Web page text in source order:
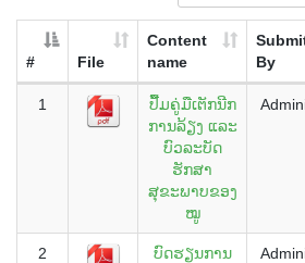
# File
Content
name
By
1
ປື້ມຄູ່ມືເຕັກນີກ
ການລ້ຽງ ແລະ
ບົວລະບັດ
ຮັກສາ
ສຸຂະພາບຂອງ
ໝູ
2
ບົດຮຽນການ